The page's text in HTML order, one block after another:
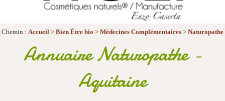
Chemin : Accueil > Bien Être bio > Médecines Complémentaires > Naturopathe
Annuaire Naturopathe -
Aquitaine